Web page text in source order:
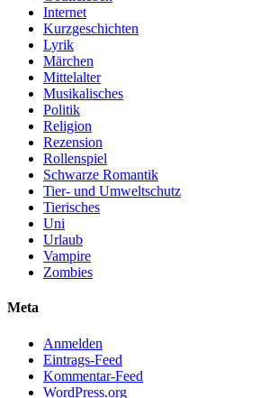
Internet
Kurzgeschichten
Lyrik
Märchen
Mittelalter
Musikalisches
Politik
Religion
Rezension
Rollenspiel
Schwarze Romantik
Tier- und Umweltschutz
Tierisches
Uni
Urlaub
Vampire
Zombies
Meta
Anmelden
Eintrags-Feed
Kommentar-Feed
WordPress.org